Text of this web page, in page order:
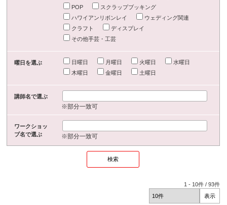
POP
スクラップブッキング
ハワイアンリボンレイ
ウェディング関連
クラフト
ディスプレイ
その他手芸・工芸
曜日を選ぶ 日曜日 月曜日 火曜日
水曜日
木曜日
金曜日 土曜日
講師名で選ぶ
※部分一致可
ワークショッ
プ名で選ぶ
※部分一致可
1 - 10件 /93件